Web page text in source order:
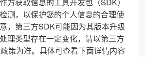
测，以保护您的个人信息的合理使
，第三方SDK可能因为其版本升级
理类型存在一定变化，请以第三方
策为准。具体可查看下面详情内容